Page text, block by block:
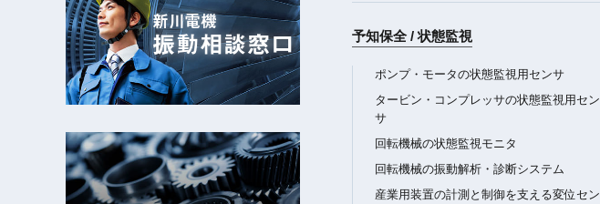
予知保全 / 状態監視
ポンプ・モータの状態監視用センサ
タービン・コンプレッサの状態監視用セン
サ
回転機械の状態監視モニタ
回転機械の振動解析・診断システム
産業用装置の計測と制御を支える変位セン
新川電機
振動相談窓口